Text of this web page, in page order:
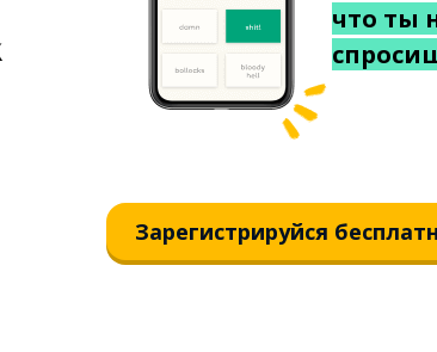
что ты
Зарегистрируйся